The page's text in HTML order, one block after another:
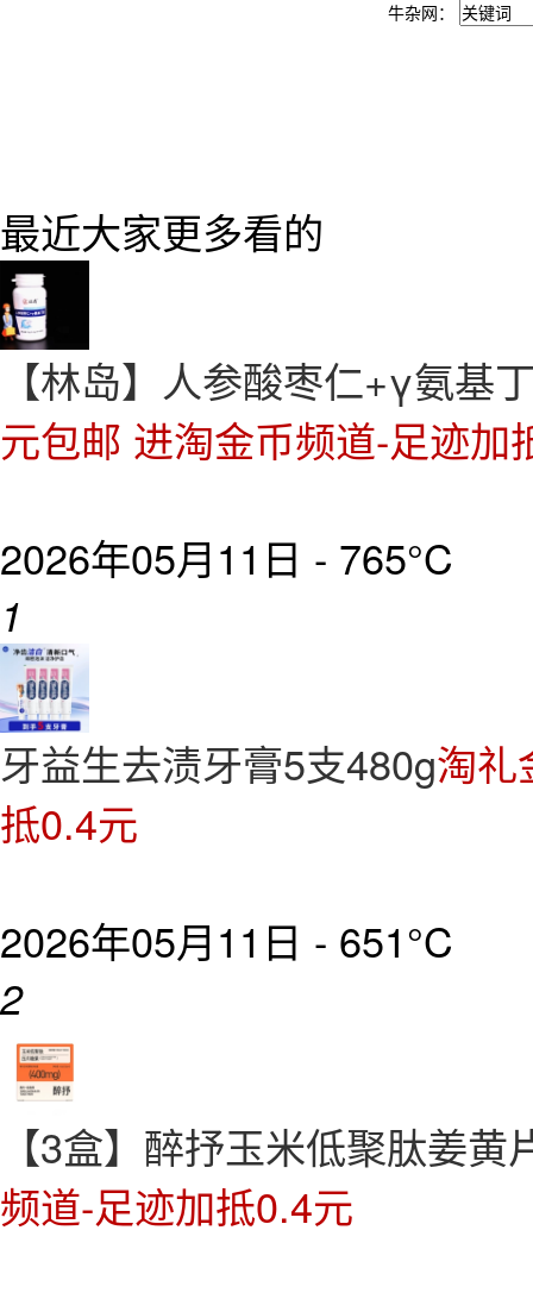
牛杂网：
最近大家更多看的
【林岛】人参酸枣仁+γ氨基
元包邮 进淘金币频道-足迹加
2026年05月11日 - 765°C
1
牙益生去渍牙膏5支480g淘礼
抵0.4元
2026年05月11日 - 651°C
2
【3盒】醉抒玉米低聚肽姜黄
频道-足迹加抵0.4元